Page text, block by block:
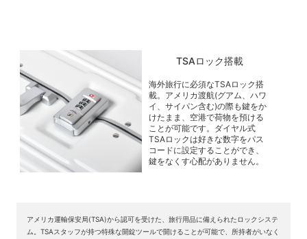
TSAロック搭載
海外旅行に必須なTSAロック搭
載。アメリカ渡航(グアム、ハワ
イ、サイパン含む)の際も鍵をか
けたまま、空港で荷物を預ける
ことが可能です。ダイヤル式
TSAロックは好きな数字をパス
コードに設定することができ、
鍵をなくす心配がありません。
アメリカ運輸保安局(TSA)から認可を受けた、旅行用品に備えられたロックシステ
ム。TSAスタッフが持つ特殊な開錠ツールで開けることが可能で、所持者がいなく